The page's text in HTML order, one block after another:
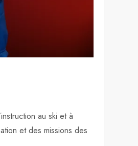
au ski et à
et des missions des